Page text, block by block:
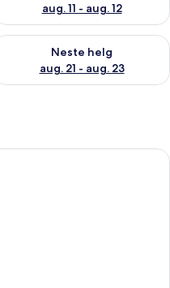
aug. 11 - aug. 12
aug. 14 - aug. 16
Neste helg
aug. 21 - aug. 23
tilgjengelighet for
| Skrivebord, strykejern/-